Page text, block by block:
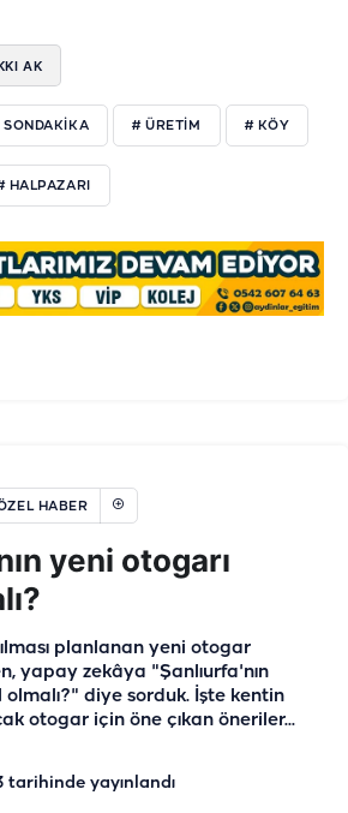
AK
SONDAKIKA # ÜRETIM # KÖY
HALPAZARI
HABER
yeni otogarı
planlanan yeni otogar
yapay zekâya "Şanlıurfa'nın
olmalı?" diye sorduk. İşte kentin
otogar için öne çıkan öneriler...
tarihinde yayınlandı